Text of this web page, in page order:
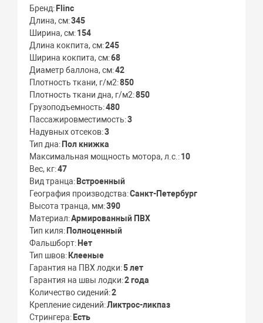
Бренд Flinc
Длина, см 345
Ширина, см 154
Длина кокпита, см 245
Ширина кокпита, см 68
Диаметр баллона, см 42
Плотность ткани, г/м2 850
Плотность ткани дна, г/м2 850
Грузоподъемность 480
Пассажировместимость 3
Надувных отсеков 3
Тип дна Пол книжка
Максимальная мощность мотора, л.с. 10
Вес, кг 47
Вид транца Встроенный
География производства Санкт-Петербург
Высота транца, мм 390
Материал Армированный ПВХ
Тип киля Полноценный
Фальшборт Нет
Тип швов Клееные
Гарантия на ПВХ лодки 5 лет
Гарантия на швы лодки 2 года
Количество сидений 2
Крепление сидений Ликтрос-ликпаз
Стрингера Есть